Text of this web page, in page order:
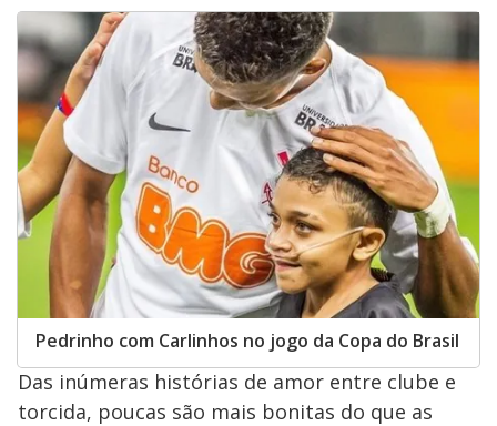
Pedrinho com Carlinhos no jogo da Copa do Brasil
Das inúmeras histórias de amor entre clube e
torcida, poucas são mais bonitas do que as